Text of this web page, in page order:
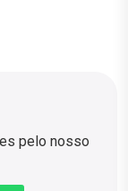
pelo nosso